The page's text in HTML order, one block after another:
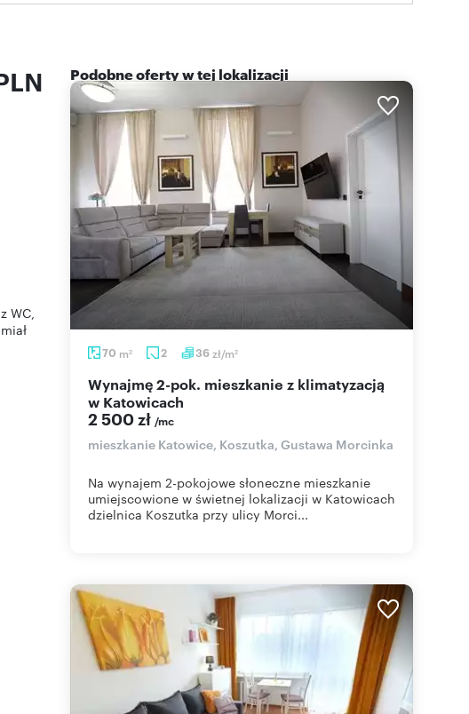
WC,
Podobne oferty w tej lokalizacji
70 m2 2 36zł/m2
Wynajmę 2-pok. mieszkanie z klimatyzacją
w Katowicach
2 500 zł /mc
mieszkanie Katowice, Koszutka, Gustawa Morcinka
Na wynajem 2-pokojowe słoneczne mieszkanie
umiejscowione w świetnej lokalizacji w Katowicach
dzielnica Koszutka przy ulicy Morci...